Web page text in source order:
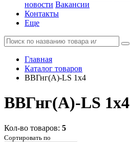
новости Вакансии
Контакты
Еще
Главная
Каталог товаров
ВВГнг(А)-LS 1x4
ВВГнг(А)-LS 1x4
Кол-во товаров: 5
Сортировать по